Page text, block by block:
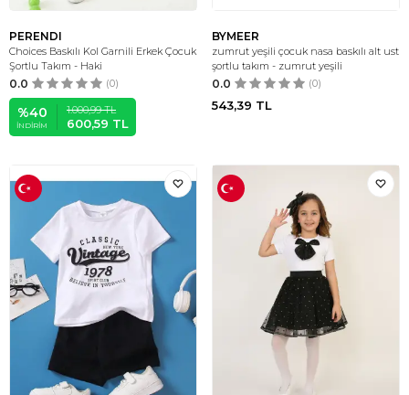
PERENDI
Choices Baskılı Kol Garnili Erkek Çocuk
Şortlu Takım - Haki
0.0 (0)
%40
İNDIRIM
1.000,99TL
600,59 TL
BYMEER
zumrut yeşili çocuk nasa baskılı alt ust
şortlu takım - zumrut yeşili
0.0 (0)
543,39 TL